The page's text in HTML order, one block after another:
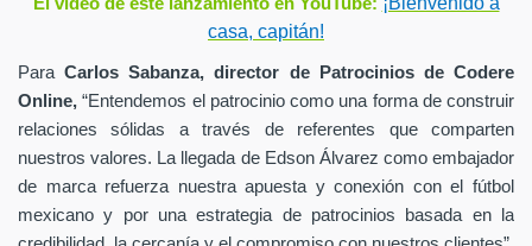
El vídeo de este lanzamiento en YouTube:
casa, capitán!
ParaCarlos Sabanza, director de Patrocinios de Codere
Online, “Entendemos el patrocinio como una forma de construir
relaciones sólidas a través de referentes que comparten
nuestros valores. La llegada de Edson Álvarez como embajador
de marca refuerza nuestra apuesta y conexión con el fútbol
mexicano y por una estrategia de patrocinios basada en la